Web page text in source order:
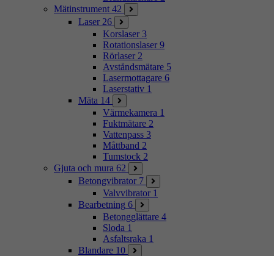
Mätinstrument 42
Laser 26
Korslaser 3
Rotationslaser 9
Rörlaser 2
Avståndsmätare 5
Lasermottagare 6
Laserstativ 1
Mäta 14
Värmekamera 1
Fuktmätare 2
Vattenpass 3
Måttband 2
Tumstock 2
Gjuta och mura 62
Betongvibrator 7
Valvvibrator 1
Bearbetning 6
Betongglättare 4
Sloda 1
Asfaltsraka 1
Blandare 10